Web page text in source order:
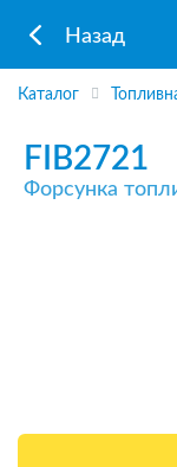
Назад
Каталог
FIB2721
Форсунка